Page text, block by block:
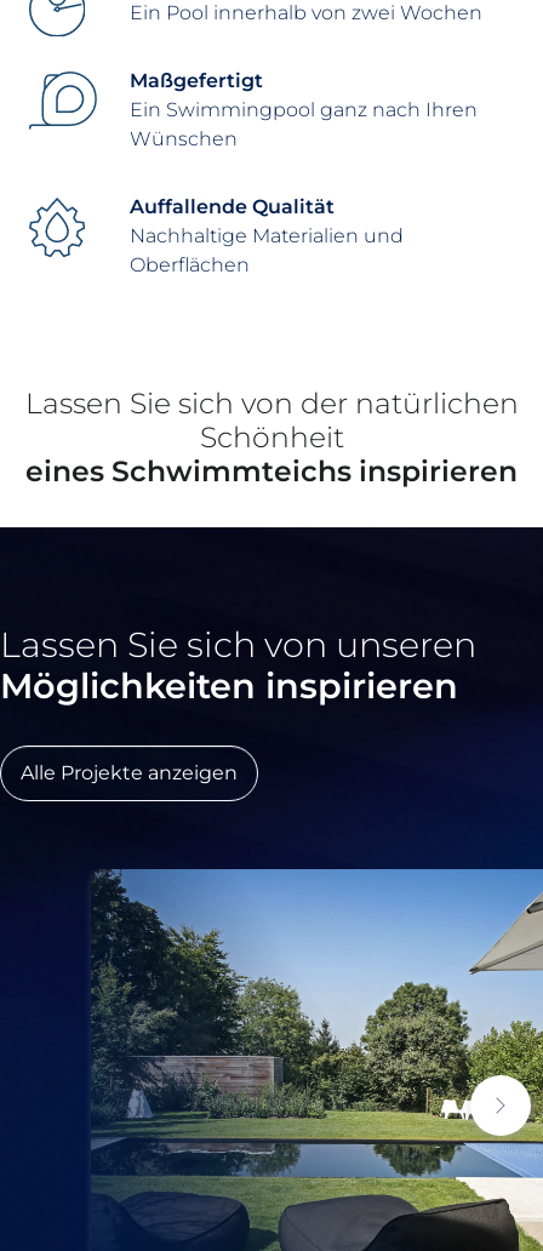
Ein Pool innerhalb von zwei Wochen
Maßgefertigt
Ein Swimmingpool ganz nach Ihren
Wünschen
Auffallende Qualität
Nachhaltige Materialien und
Oberflächen
Lassen Sie sich von der natürlichen
Schönheit
eines Schwimmteichs inspirieren
Lassen Sie sich von unseren
Möglichkeiten inspirieren
Alle Projekte anzeigen